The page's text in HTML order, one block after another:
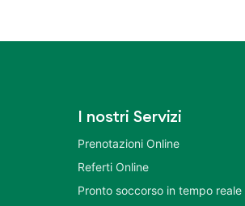
I nostri Servizi
Prenotazioni Online
Referti Online
Pronto soccorso in tempo reale